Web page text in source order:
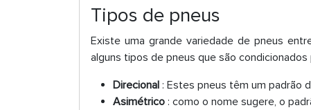
Tipos de pneus
Existe uma grande variedade de pneus
alguns tipos de pneus que são
Direcional : Estes pneus têm um padrão
Asimétrico : como o nome sugere, o